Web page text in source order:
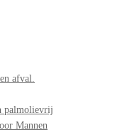
afval.
palmolievrij
Mannen